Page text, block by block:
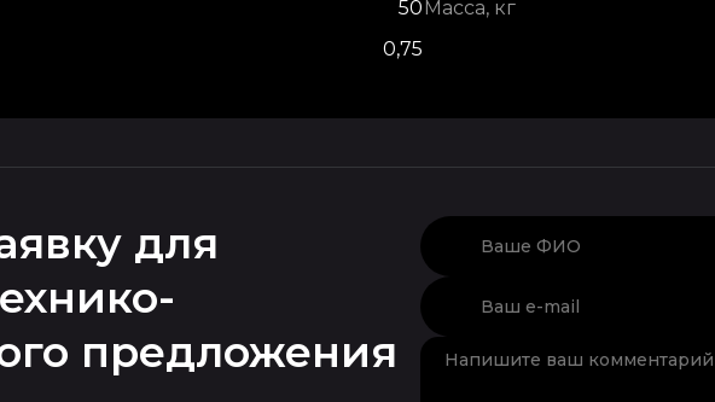
50
0,75
Масса, кг
для
предложения